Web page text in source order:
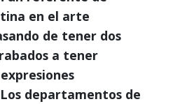
en el arte
de tener dos
a tener
departamentos de